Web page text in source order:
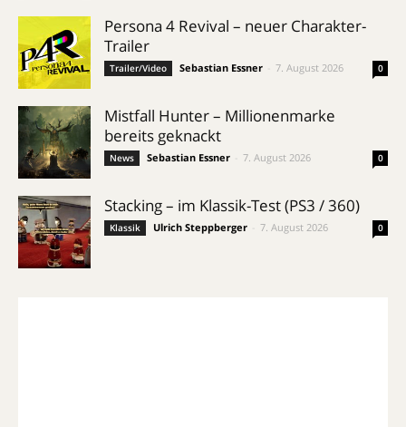
Persona 4 Revival – neuer Charakter-
Trailer
Trailer/Video Sebastian Essner 7. August 2026 0
Mistfall Hunter – Millionenmarke
bereits geknackt
News Sebastian Essner 7. August 2026 0
Stacking – im Klassik-Test (PS3 / 360)
Klassik Ulrich Steppberger 7. August 2026 0